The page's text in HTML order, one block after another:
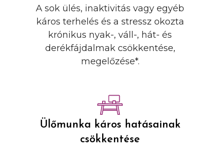
A sok ülés, inaktivitás vagy egyéb
káros terhelés és a stressz okozta
krónikus nyak-, váll-, hát- és
derékfájdalmak csökkentése,
megelőzése*.
Ülőmunka káros hatásainak
csökkentése